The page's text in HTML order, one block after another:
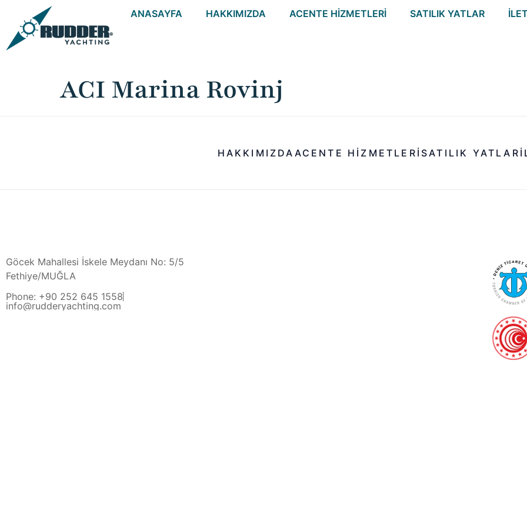
ANASAYFA HAKKIMIZDA ACENTE HIZMETLERI SATILIK YATLAR
ACI Marina Rovinj
HAKKIMIZDA ACENTE HIZMETLERI SATILIK YATLAR
Göcek Mahallesi İskele Meydanı No: 5/5
Fethiye/MUĞLA
Phone: +90 252 645 1558
info@rudderyachting.com